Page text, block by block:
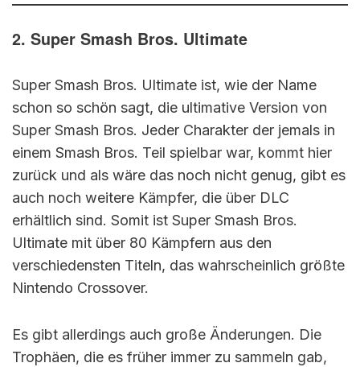
2. Super Smash Bros. Ultimate
Super Smash Bros. Ultimate ist, wie der Name
schon so schön sagt, die ultimative Version von
Super Smash Bros. Jeder Charakter der jemals in
einem Smash Bros. Teil spielbar war, kommt hier
zurück und als wäre das noch nicht genug, gibt es
auch noch weitere Kämpfer, die über DLC
erhältlich sind. Somit ist Super Smash Bros.
Ultimate mit über 80 Kämpfern aus den
verschiedensten Titeln, das wahrscheinlich größte
Nintendo Crossover.
Es gibt allerdings auch große Änderungen. Die
Trophäen, die es früher immer zu sammeln gab,